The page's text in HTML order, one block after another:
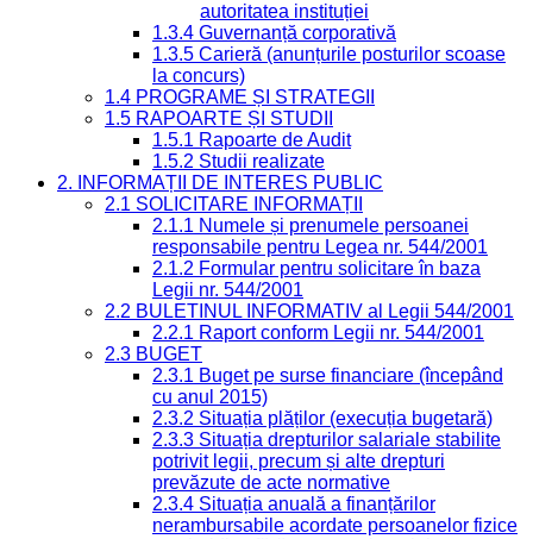
autoritatea instituției
1.3.4 Guvernanță corporativă
1.3.5 Carieră (anunțurile posturilor scoase
la concurs)
1.4 PROGRAME ȘI STRATEGII
1.5 RAPOARTE ȘI STUDII
1.5.1 Rapoarte de Audit
1.5.2 Studii realizate
2. INFORMAȚII DE INTERES PUBLIC
2.1 SOLICITARE INFORMAȚII
2.1.1 Numele și prenumele persoanei
responsabile pentru Legea nr. 544/2001
2.1.2 Formular pentru solicitare în baza
Legii nr. 544/2001
2.2 BULETINUL INFORMATIV al Legii 544/2001
2.2.1 Raport conform Legii nr. 544/2001
2.3 BUGET
2.3.1 Buget pe surse financiare (începând
cu anul 2015)
2.3.2 Situația plăților (execuția bugetară)
2.3.3 Situația drepturilor salariale stabilite
potrivit legii, precum și alte drepturi
prevăzute de acte normative
2.3.4 Situația anuală a finanțărilor
nerambursabile acordate persoanelor fizice